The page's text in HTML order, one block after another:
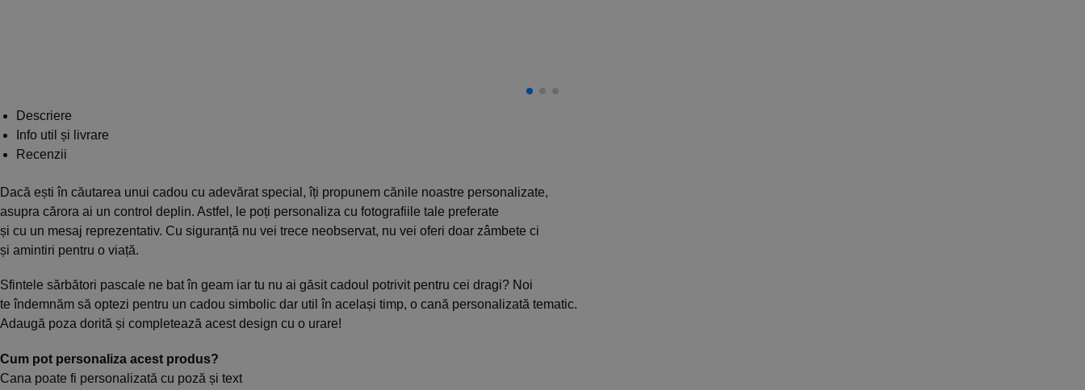
Descriere
Info util și livrare
Recenzii
Dacă ești în căutarea unui cadou cu adevărat special, îți propunem cănile noastre personalizate,
asupra cărora ai un control deplin. Astfel, le poți personaliza cu fotografiile tale preferate
și cu un mesaj reprezentativ. Cu siguranță nu vei trece neobservat, nu vei oferi doar zâmbete ci
și amintiri pentru o viață.
Sfintele sărbători pascale ne bat în geam iar tu nu ai găsit cadoul potrivit pentru cei dragi? Noi
te îndemnăm să optezi pentru un cadou simbolic dar util în același timp, o cană personalizată tematic.
Adaugă poza dorită și completează acest design cu o urare!
Cum pot personaliza acest produs?
Cana poate fi personalizată cu poză și text